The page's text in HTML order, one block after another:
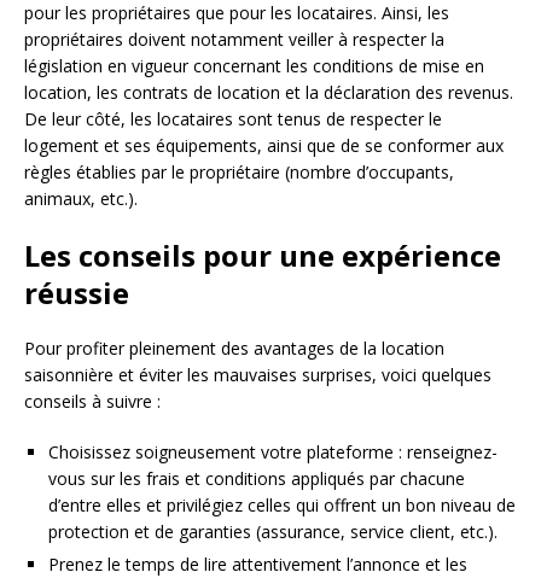
pour les propriétaires que pour les locataires. Ainsi, les
propriétaires doivent notamment veiller à respecter la
législation en vigueur concernant les conditions de mise en
location, les contrats de location et la déclaration des revenus.
De leur côté, les locataires sont tenus de respecter le
logement et ses équipements, ainsi que de se conformer aux
règles établies par le propriétaire (nombre d’occupants,
animaux, etc.).
Les conseils pour une expérience
réussie
Pour profiter pleinement des avantages de la location
saisonnière et éviter les mauvaises surprises, voici quelques
conseils à suivre :
Choisissez soigneusement votre plateforme : renseignez-
vous sur les frais et conditions appliqués par chacune
d’entre elles et privilégiez celles qui offrent un bon niveau de
protection et de garanties (assurance, service client, etc.).
Prenez le temps de lire attentivement l’annonce et les